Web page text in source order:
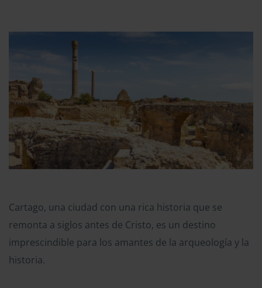
Cartago, una ciudad con una rica historia que se
remonta a siglos antes de Cristo, es un destino
imprescindible para los amantes de la arqueología y la
historia.